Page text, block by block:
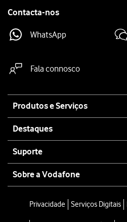
Contacta-nos
WhatsApp
Fala connosco
map
Produtos e Serviços
Destaques
Suporte
Sobre a Vodafone
Privacidade Serviços Digitais